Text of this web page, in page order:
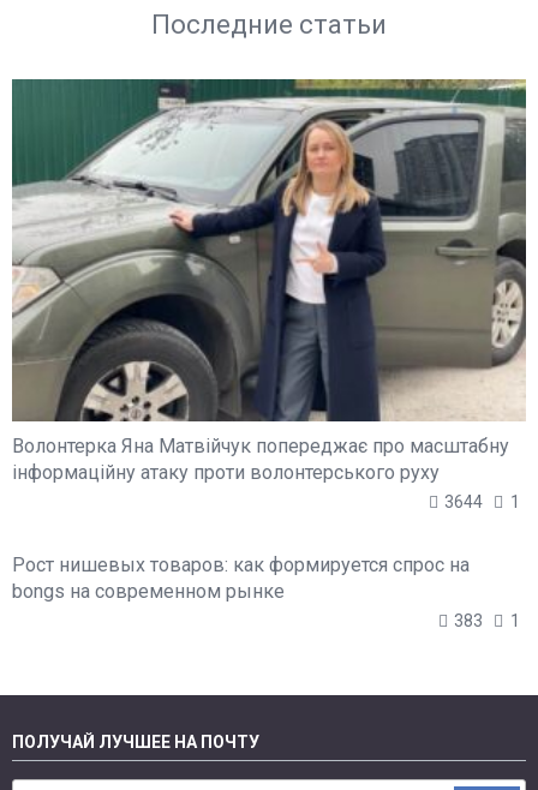
Последние статьи
Волонтерка Яна Матвійчук попереджає про масштабну
інформаційну атаку проти волонтерського руху
3644 1
Рост нишевых товаров: как формируется спрос на
bongs на современном рынке
383 1
ПОЛУЧАЙ ЛУЧШЕЕ НА ПОЧТУ